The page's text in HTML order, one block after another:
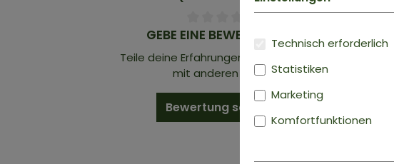
GEBE EINE BEWERTUNG AB!
Teile deine Erfahrungen mit dem Produkt
mit anderen Kunden.
Bewertung schreiben
Technisch erforderlich
Statistiken
Marketing
Komfortfunktionen